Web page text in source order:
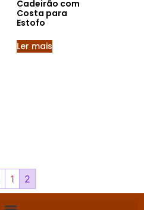
Cadeirão com
Costa para
Estofo
Ler mais
1 2